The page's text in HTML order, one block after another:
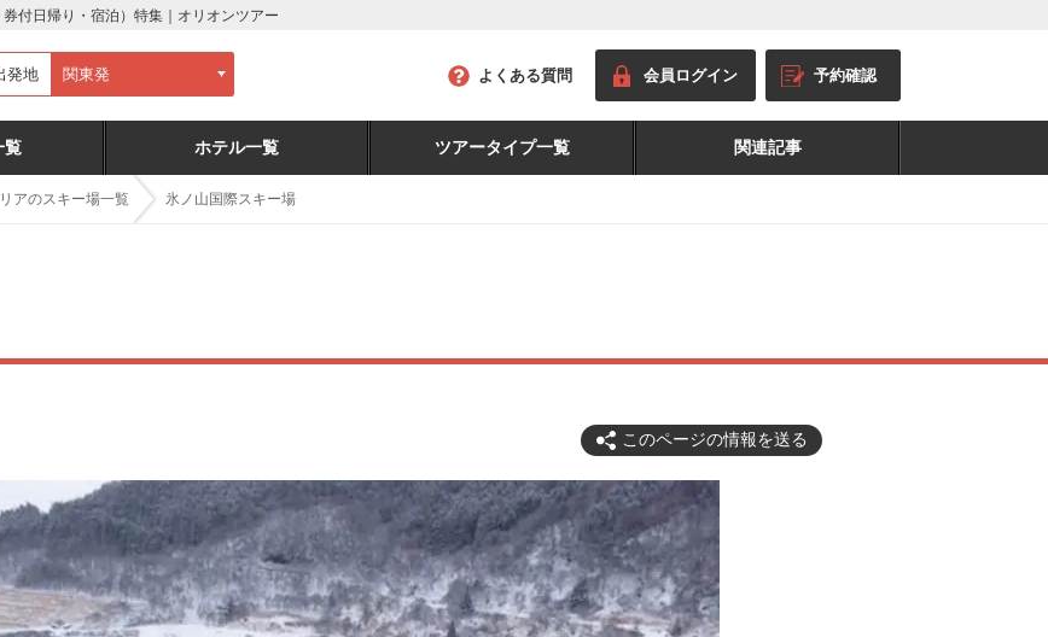
付日帰り・宿泊）特集｜オリオンツアー
よくある質問 会員ログイン 予約確認
覧 ホテル一覧 ツアータイプ一覧 関連記事
発地
アのスキー場一覧 氷ノ山国際スキー場
このページの情報を送る